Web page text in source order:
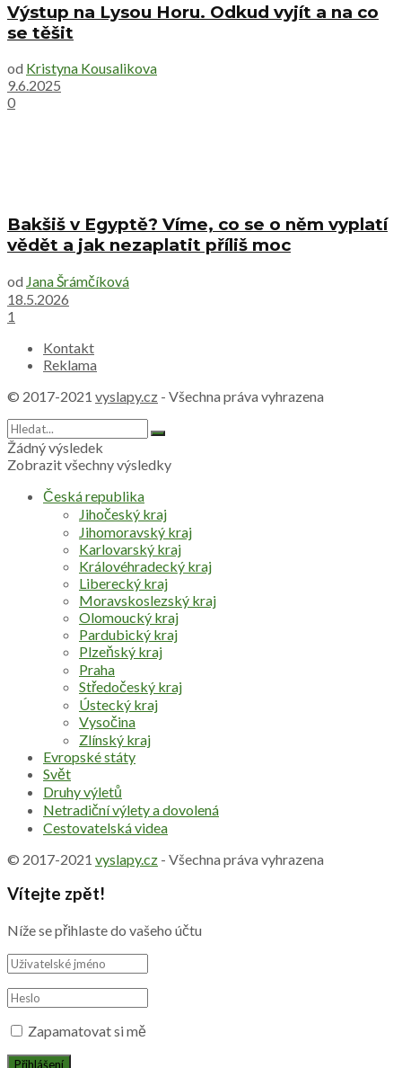
Výstup na Lysou Horu. Odkud vyjít a na co
se těšit
od Kristyna Kousalikova
9.6.2025
0
Bakšiš v Egyptě? Víme, co se o něm vyplatí
vědět a jak nezaplatit příliš moc
od Jana Šrámčíková
18.5.2026
1
Kontakt
Reklama
© 2017-2021 vyslapy.cz - Všechna práva vyhrazena
Žádný výsledek
Zobrazit všechny výsledky
Česká republika
Jihočeský kraj
Jihomoravský kraj
Karlovarský kraj
Královéhradecký kraj
Liberecký kraj
Moravskoslezský kraj
Olomoucký kraj
Pardubický kraj
Plzeňský kraj
Praha
Středočeský kraj
Ústecký kraj
Vysočina
Zlínský kraj
Evropské státy
Svět
Druhy výletů
Netradiční výlety a dovolená
Cestovatelská videa
© 2017-2021 vyslapy.cz - Všechna práva vyhrazena
Vítejte zpět!
Níže se přihlaste do vašeho účtu
Zapamatovat si mě